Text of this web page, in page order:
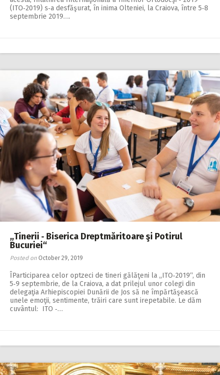
(ITO‑2019) s‑a desfăşurat, în inima Olteniei, la Craiova, între 5‑8
septembrie 2019….
„Tinerii ‑ Biserica Dreptmăritoare şi Potirul
Bucuriei“
Posted on October 29, 2019
ÎParticiparea celor optzeci de tineri gălăţeni la „ITO‑2019“, din
5‑9 septembrie, de la Craiova, a dat prilejul unor colegi din
dele­gaţia Arhiepiscopiei Dunării de Jos să ne împăr­tă­şească
unele emoţii, sentimente, trăiri care sunt irepetabile. Le dăm
cuvântul: ITO ‑…